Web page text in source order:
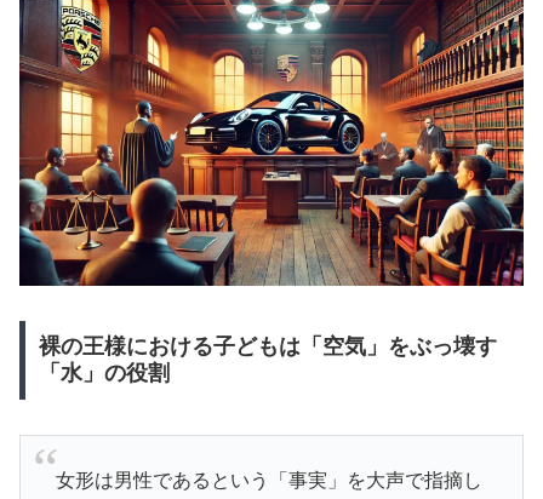
裸の王様における子どもは「空気」をぶっ壊す
「水」の役割
女形は男性であるという「事実」を大声で指摘し